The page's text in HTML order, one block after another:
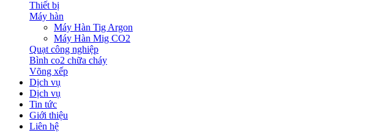
Thiết bị
Máy hàn
Máy Hàn Tig Argon
Máy Hàn Mig CO2
Quạt công nghiệp
Bình co2 chữa cháy
Võng xếp
Dịch vụ
Dịch vụ
Tin tức
Giới thiệu
Liên hệ